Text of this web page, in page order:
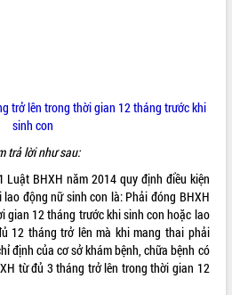
trở lên trong thời gian 12 tháng trước khi
sinh con
trả lời như sau:
Luật BHXH năm 2014 quy định điều kiện
động nữ sinh con là: Phải đóng BHXH
gian 12 tháng trước khi sinh con hoặc lao
12 tháng trở lên mà khi mang thai phải
định của cơ sở khám bệnh, chữa bệnh có
từ đủ 3 tháng trở lên trong thời gian 12